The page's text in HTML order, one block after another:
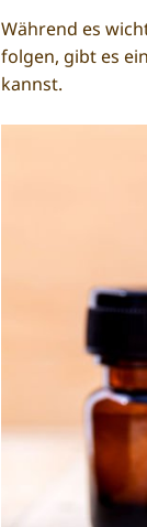
Während es
folgen, gibt es
kannst.